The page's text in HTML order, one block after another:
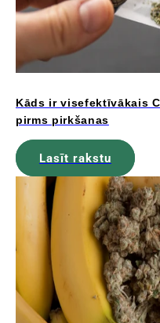
Kāds ir visefektīvākais
pirms pirkšanas
Lasīt rakstu